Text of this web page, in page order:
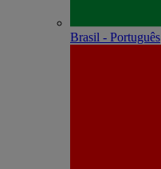
Brasil - Português